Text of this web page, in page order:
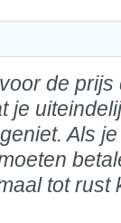
de prijs
je
Als je
tot rust